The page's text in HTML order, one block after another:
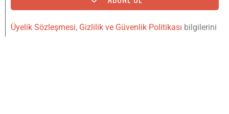
Üyelik Sözleşmesi, Gizlilik ve Güvenlik Politikası bilgilerini